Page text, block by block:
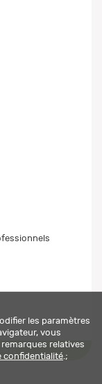
les paramètres
vous
relatives
confidentialité .;